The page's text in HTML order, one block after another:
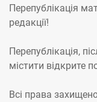
Перепублікація
редакції!
Перепублікація,
містити відкрите
Всі права